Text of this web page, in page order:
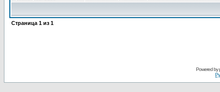
Страница 1 из 1
Powered by